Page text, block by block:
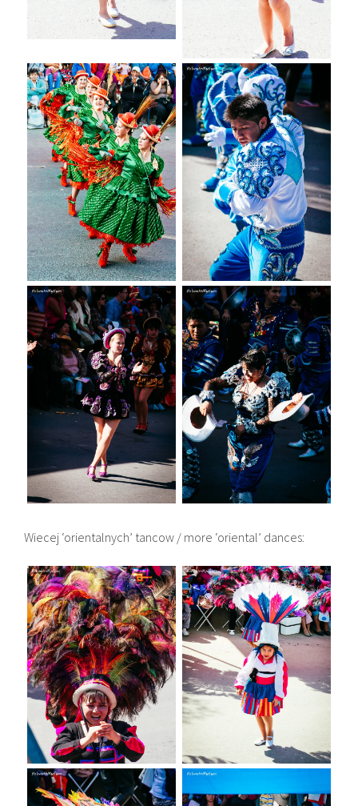
Wiecej ‘orientalnych’ tancow / more ‘oriental’ dances: